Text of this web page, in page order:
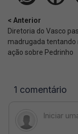
< Anterior
Diretoria do Vasco
madrugada tentando
ação sobre Pedrinho